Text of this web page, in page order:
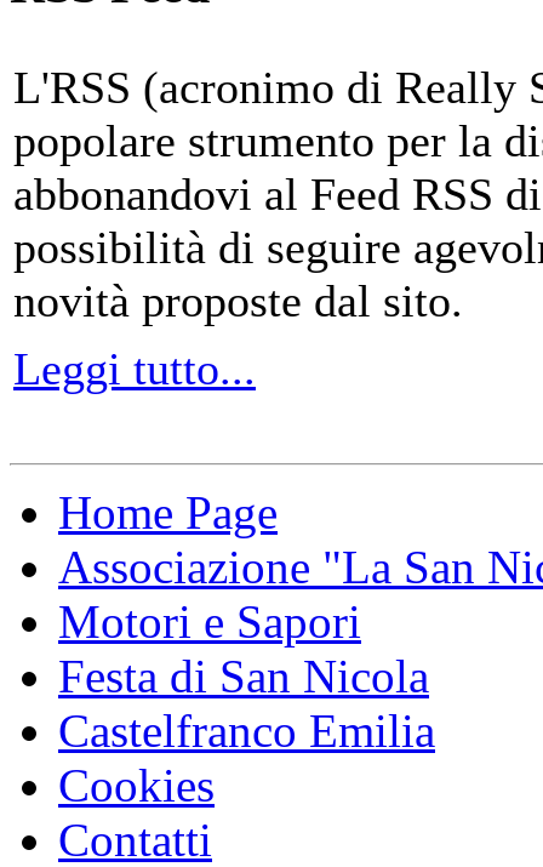
L'RSS (acronimo di Really
popolare strumento per la
abbonandovi al Feed RSS
possibilità di seguire
novità proposte dal sito.
Leggi tutto...
Home Page
Associazione "La San
Motori e Sapori
Festa di San Nicola
Castelfranco Emilia
Cookies
Contatti